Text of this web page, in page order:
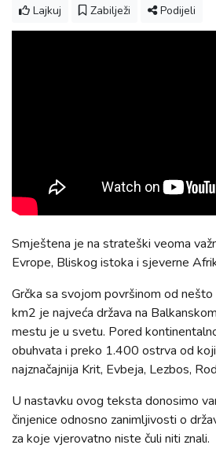
Lajkuj Zabilježi Podijeli
Smještena je na strateški veoma
Evrope, Bliskog istoka i sjeverne
Grčka sa svojom površinom od
km2 je najveća država na
mestu je u svetu. Pored
obuhvata i preko 1.400 ostrva od
najznačajnija Krit, Evbeja, Lezbos,
U nastavku ovog teksta donosimo
činjenice odnosno zanimljivosti o
za koje vjerovatno niste čuli niti znali.